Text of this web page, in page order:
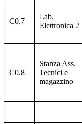
C0.7
Lab.
Elettronica 2
C0.8
Stanza Ass.
Tecnici e
magazzino